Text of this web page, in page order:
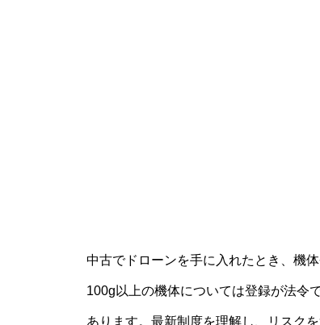
中古でドローンを手に入れたとき、機
100g以上の機体については登録が法令
あります。最新制度を理解し、リスク